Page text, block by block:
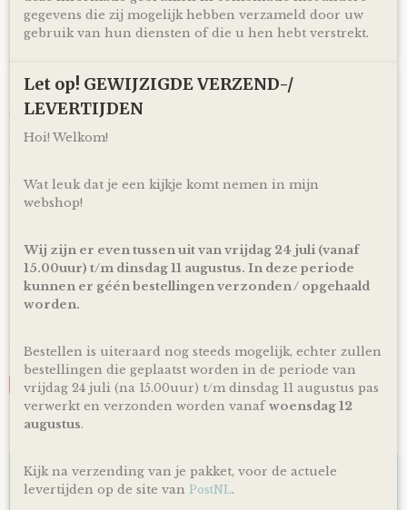
Ophalen & Verzenden
Of je laat je bestelling
via PostNL pakketservice inclusief track en trace code!
Uiteraard is rechtstreeks verzending naar de kersverse
kan je een eigen wens of berichtje aan de ouders (to be)
achterlaten in het opmerkingen veld bij het bestellen en
zorg ik ervoor dat er een kaartje toegevoegd wordt aan je
*Producten, op voorraad, worden binnen 1-4 werkdagen
door ons verzonden! De dag van levering is afhankelijk van
de dienstregeling van PostNL. Kijk voor de actuele
levertijden en dagen altijd op de site van PostNL.
Save
Ook interessant
gegevens die zij mogelijk hebben verzameld door uw
gebruik van hun diensten of die u hen hebt verstrekt.
Let op! GEWIJZIGDE VERZEND-/
LEVERTIJDEN
Hoi! Welkom!
Wat leuk dat je een kijkje komt nemen in mijn
webshop!
Wij zijn er even tussen uit van vrijdag 24 juli (vanaf
15.00uur) t/m dinsdag 11 augustus. In deze periode
kunnen er géén bestellingen verzonden / opgehaald
worden.
Bestellen is uiteraard nog steeds mogelijk, echter zullen
bestellingen die geplaatst worden in de periode van
vrijdag 24 juli (na 15.00uur) t/m dinsdag 11 augustus pas
verwerkt en verzonden worden vanafwoensdag 12
augustus.
Kijk na verzending van je pakket, voor de actuele
levertijden op de site van PostNL.